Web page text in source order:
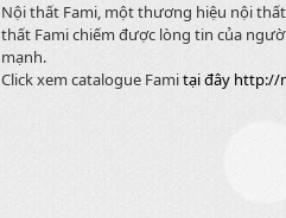
Nội thất Fami, một thương hiệu nội
thất Fami chiếm được lòng tin của
mạnh.
Click xem catalogue Famitại đây http://